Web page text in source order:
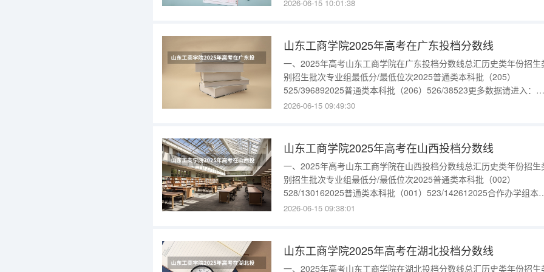
2026-06-15 10:01:38
山东工商学院2025年高考在广东投档分数线
一、2025年高考山东工商学院在广东投档分数线总汇历史类年份招生
别招生批次专业组最低分/最低位次2025普通类本科批（205）
525/396892025普通类本科批（206）526/38523更多数据请进入：
{$cate_url}物理类年份招生类别招生批次专业组最低分/最低位次2025
2026-06-15 09:49:30
山东工商学院2025年高考在山西投档分数线
一、2025年高考山东工商学院在山西投档分数线总汇历史类年份招生
别招生批次专业组最低分/最低位次2025普通类本科批（002）
528/130162025普通类本科批（001）523/142612025合作办学组本
批（003）492/22562更多数据请进入：{$cate_url}物理类年份招生类
2026-06-15 09:38:01
山东工商学院2025年高考在湖北投档分数线
一、2025年高考山东工商学院在湖北投档分数线总汇历史类年份招生